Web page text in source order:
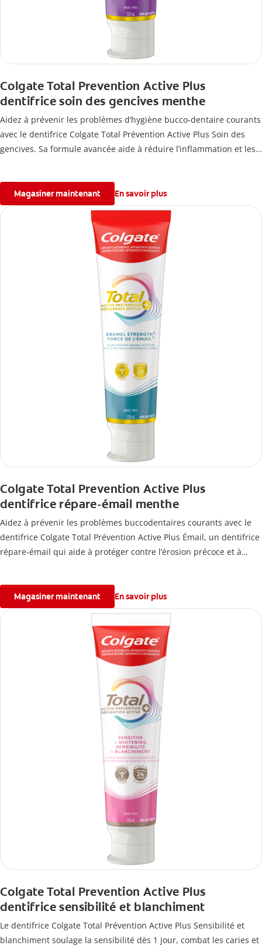
Colgate Total Prevention Active Plus
dentifrice soin des gencives menthe
Aidez à prévenir les problèmes d’hygiène bucco-dentaire courants
avec le dentifrice Colgate Total Prévention Active Plus Soin des
gencives. Sa formule avancée aide à réduire l’inflammation et les
Magasiner maintenant En savoir plus
Colgate Total Prevention Active Plus
dentifrice répare-émail menthe
Aidez à prévenir les problèmes buccodentaires courants avec le
dentifrice Colgate Total Prévention Active Plus Émail, un dentifrice
répare-émail qui aide à protéger contre l’érosion précoce et à
Magasiner maintenant En savoir plus
Colgate Total Prevention Active Plus
dentifrice sensibilité et blanchiment
Le dentifrice Colgate Total Prévention Active Plus Sensibilité et
blanchiment soulage la sensibilité dès 1 jour, combat les caries et